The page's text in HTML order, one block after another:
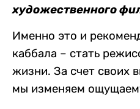
художественного
Именно это и
каббала – стать
жизни. За счет своих
мы изменяем